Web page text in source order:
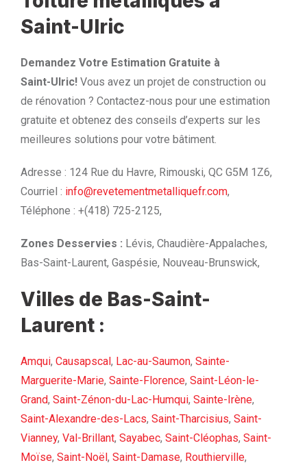
Saint-Ulric
Demandez Votre Estimation Gratuite à
Saint-Ulric! Vous avez un projet de construction ou
de rénovation ? Contactez-nous pour une estimation
gratuite et obtenez des conseils d’experts sur les
meilleures solutions pour votre bâtiment.
Adresse : 124 Rue du Havre, Rimouski, QC G5M 1Z6,
Courriel : info@revetementmetalliquefr.com,
Téléphone : +(418) 725-2125,
Zones Desservies : Lévis, Chaudière-Appalaches,
Bas-Saint-Laurent, Gaspésie, Nouveau-Brunswick,
Villes de Bas-Saint-
Laurent :
Amqui, Causapscal , Lac-au-Saumon, Sainte-
Marguerite-Marie, Sainte-Florence, Saint-Léon-le-
Grand, Saint-Zénon-du-Lac-Humqui, Sainte-Irène,
Saint-Alexandre-des-Lacs, Saint-Tharcisius, Saint-
Vianney, Val-Brillant, Sayabec, Saint-Cléophas, Saint-
Moïse, Saint-Noël , Saint-Damase, Routhierville,